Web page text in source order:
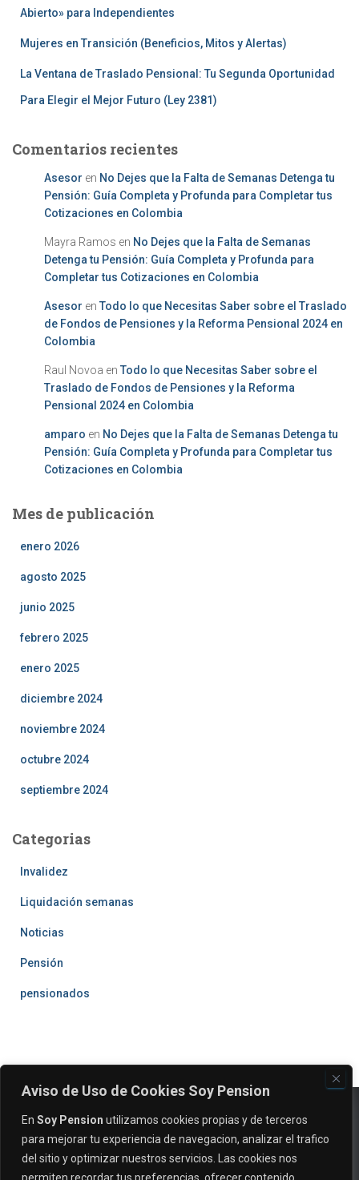
Aviso de Uso de Cookies Soy Pension
En Soy Pension utilizamos cookies propias y de terceros
para mejorar tu experiencia de navegacion, analizar el trafico
del sitio y optimizar nuestros servicios. Las cookies nos
Abierto» para Independientes
Mujeres en Transición (Beneficios, Mitos y Alertas)
La Ventana de Traslado Pensional: Tu Segunda Oportunidad
Para Elegir el Mejor Futuro (Ley 2381)
Comentarios recientes
Asesor en No Dejes que la Falta de Semanas Detenga tu
Pensión: Guía Completa y Profunda para Completar tus
Cotizaciones en Colombia
Mayra Ramos en No Dejes que la Falta de Semanas
Detenga tu Pensión: Guía Completa y Profunda para
Completar tus Cotizaciones en Colombia
Asesor en Todo lo que Necesitas Saber sobre el Traslado
de Fondos de Pensiones y la Reforma Pensional 2024 en
Colombia
Raul Novoa en Todo lo que Necesitas Saber sobre el
Traslado de Fondos de Pensiones y la Reforma
Pensional 2024 en Colombia
amparo en No Dejes que la Falta de Semanas Detenga tu
Pensión: Guía Completa y Profunda para Completar tus
Cotizaciones en Colombia
Mes de publicación
enero 2026
agosto 2025
junio 2025
febrero 2025
enero 2025
diciembre 2024
noviembre 2024
octubre 2024
septiembre 2024
Categorias
Invalidez
Liquidación semanas
Noticias
Pensión
pensionados